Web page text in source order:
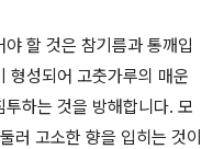
할 것은 참기름과 통깨입
형성되어 고춧가루의 매운
하는 것을 방해합니다. 모
러 고소한 향을 입히는 것이